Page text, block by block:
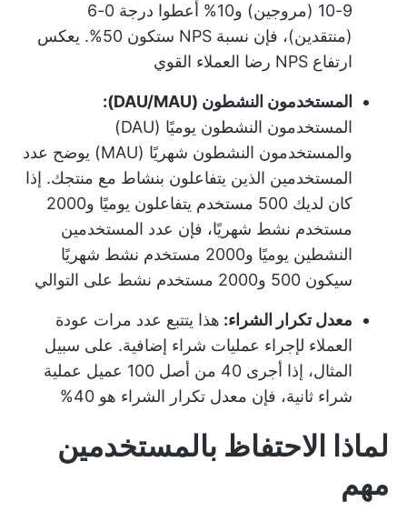
9-10 (مروجين) و10% أعطوا درجة 0-6
(منتقدين)، فإن نسبة NPS ستكون 50%. يعكس
ارتفاع NPS رضا العملاء القوي
المستخدمون النشطون (DAU/MAU):
المستخدمون النشطون يوميًا (DAU)
والمستخدمون النشطون شهريًا (MAU) يوضح عدد
المستخدمين الذين يتفاعلون بنشاط مع منتجك. إذا
كان لديك 500 مستخدم يتفاعلون يوميًا و2000
مستخدم نشط شهريًا، فإن عدد المستخدمين
النشطين يوميًا و2000 مستخدم نشط شهريًا
سيكون 500 و2000 مستخدم نشط على التوالي
معدل تكرار الشراء: هذا يتتبع عدد مرات عودة
العملاء لإجراء عمليات شراء إضافية. على سبيل
المثال، إذا أجرى 40 من أصل 100 عميل عملية
شراء ثانية، فإن معدل تكرار الشراء هو 40%
لماذا الاحتفاظ بالمستخدمين
مهم